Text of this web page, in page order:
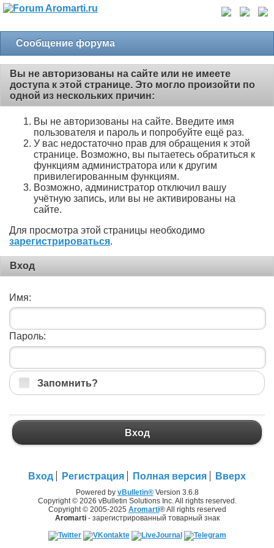
Сообщение форума
Вы не авторизованы на сайте или не имеете
доступа к этой странице. Это могло произойти по
одной из нескольких причин:
Вы не авторизованы на сайте. Введите имя
пользователя и пароль и попробуйте ещё раз.
У вас недостаточно прав для обращения к этой
странице. Возможно, вы пытаетесь обратиться к
функциям администратора или к другим
привилегированным функциям.
Возможно, администратор отключил вашу
учётную запись, или вы не активированы на
сайте.
Для просмотра этой страницы необходимо
зарегистрироваться.
Вход
Имя:
Пароль:
Запомнить?
Вход
Вход Регистрация Полная версия Вверх
Powered by vBulletin®Version 3.6.8
Copyright © 2026 vBulletin Solutions Inc. All rights reserved.
Copyright © 2005-2025 Aromarti® All rights reserved
Aromarti- зарегистрированный товарный знак